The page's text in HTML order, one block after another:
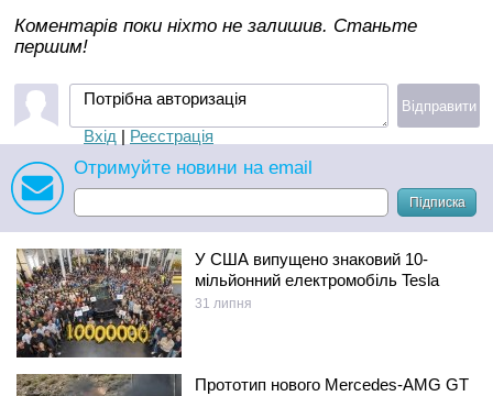
Коментарів поки ніхто не залишив. Станьте
першим!
Потрібна авторизація
Вхід | Реєстрація
Відправити
Отримуйте новини на email
Підписка
У США випущено знаковий 10-
мільйонний електромобіль Tesla
31 липня
Прототип нового Mercedes-AMG GT